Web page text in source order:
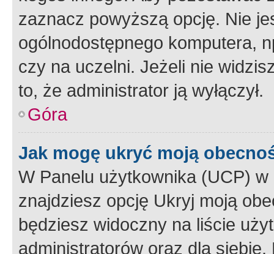
zaznacz powyższą opcję. Nie
ogólnodostępnego komputera,
czy na uczelni. Jeżeli nie
to, że administrator ją wyłączył.
Góra
Jak mogę ukryć moją
W Panelu użytkownika (UCP) w
znajdziesz opcję Ukryj moją
będziesz widoczny na liście
administratorów oraz dla